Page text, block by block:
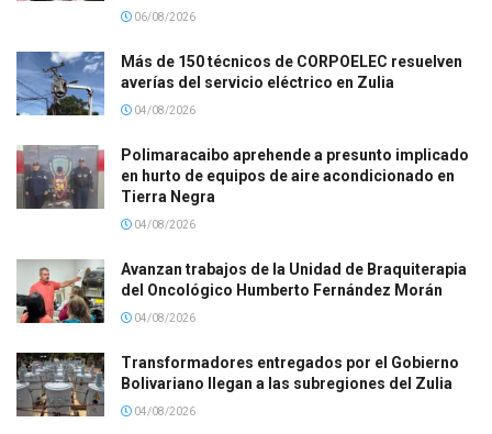
06/08/2026
Más de 150 técnicos de CORPOELEC resuelven
averías del servicio eléctrico en Zulia
04/08/2026
Polimaracaibo aprehende a presunto implicado
en hurto de equipos de aire acondicionado en
Tierra Negra
04/08/2026
Avanzan trabajos de la Unidad de Braquiterapia
del Oncológico Humberto Fernández Morán
04/08/2026
Transformadores entregados por el Gobierno
Bolivariano llegan a las subregiones del Zulia
04/08/2026